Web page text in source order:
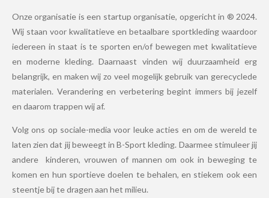
Onze organisatie is een startup organisatie, opgericht in ® 2024.
Wij staan voor kwalitatieve en betaalbare sportkleding waardoor
iedereen in staat is te sporten en/of bewegen met kwalitatieve
en moderne kleding. Daarnaast vinden wij duurzaamheid erg
belangrijk, en maken wij zo veel mogelijk gebruik van gerecyclede
materialen. Verandering en verbetering begint immers bij jezelf
en daarom trappen wij af.
Volg ons op sociale-media voor leuke acties en om de wereld te
laten zien dat jij beweegt in B-Sport kleding. Daarmee stimuleer jij
andere kinderen, vrouwen of mannen om ook in beweging te
komen en hun sportieve doelen te behalen, en stiekem ook een
steentje bij te dragen aan het milieu.